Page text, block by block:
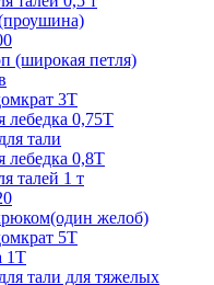
(широкая петля)
3T
лебедка 0,75Т
тали
лебедка 0,8Т
талей 1 т
желоб)
5T
1Т
тали для тяжелых